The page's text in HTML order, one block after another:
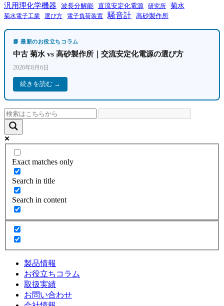
汎用理化学機器
波長分解能 直流安定化電源 研究所 菊水
菊水電子工業 選び方 電子負荷装置 騒音計 高砂製作所
📘 最新のお役立ちコラム
中古 菊水 vs 高砂製作所｜交流安定化電源の選び方
2026年8月6日
続きを読む →
Exact matches only
Search in title
Search in content
製品情報
お役立ちコラム
取扱実績
お問い合わせ